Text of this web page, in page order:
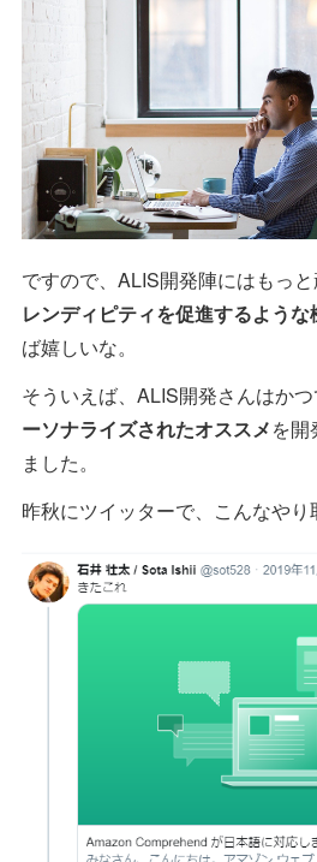
ですので、ALIS開発陣にはもっと
レンディピティを促進するよう
ば嬉しいな。
そういえば、ALIS開発さんはかつ
ーソナライズされたオススメを開
ました。
昨秋にツイッターで、こんなやり